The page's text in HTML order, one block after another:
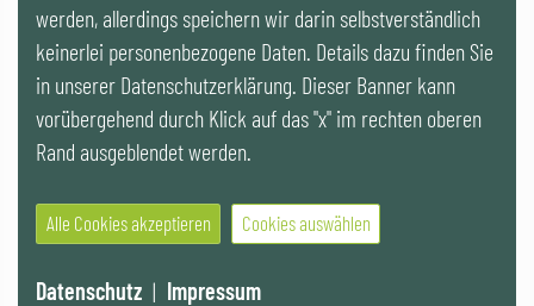
IG LEBENSZYKLUS BAU
Wipplingerstr. 10/Top 9, Stoß im Himmel, A-1010 Wien
office@ig-lebenszyklus.at
Kontakt
Videos |Veranstaltungen
© 2021 IG LEBENSZYKLUS BAU
Website by SUNNY ROCKET MediaHouse
werden, allerdings speichern wir darin selbstverständlich
keinerlei personenbezogene Daten. Details dazu finden Sie
in unserer Datenschutzerklärung. Dieser Banner kann
vorübergehend durch Klick auf das "x" im rechten oberen
Rand ausgeblendet werden.
Alle Cookies akzeptieren Cookies auswählen
Datenschutz | Impressum